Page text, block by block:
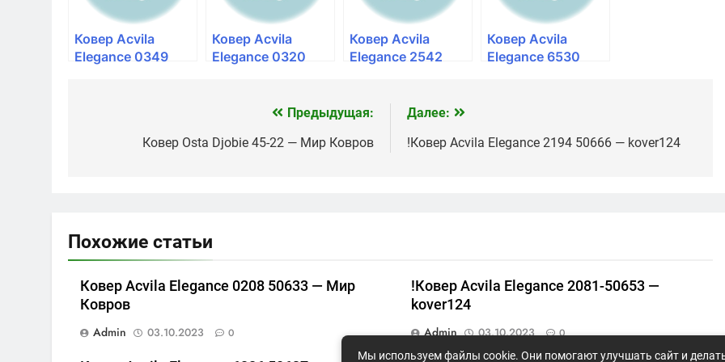
Ковер Acvila
Elegance 0349
Ковер Acvila
Elegance 0320
Ковер Acvila
Elegance 2542
Ковер Acvila
Elegance 6530
Предыдущая:
Ковер Osta Djobie 45-22 — Мир Ковров
Далее:
!Ковер Acvila Elegance 2194 50666 — kover124
Похожие статьи
Ковер Acvila Elegance 0208 50633 — Мир
Ковров
Admin
03.10.2023 0
!Ковер Acvila Elegance 2081-50653 —
kover124
Admin
03.10.2023 0
Мы используем файлы cookie. Они помогают улучшать сайт и